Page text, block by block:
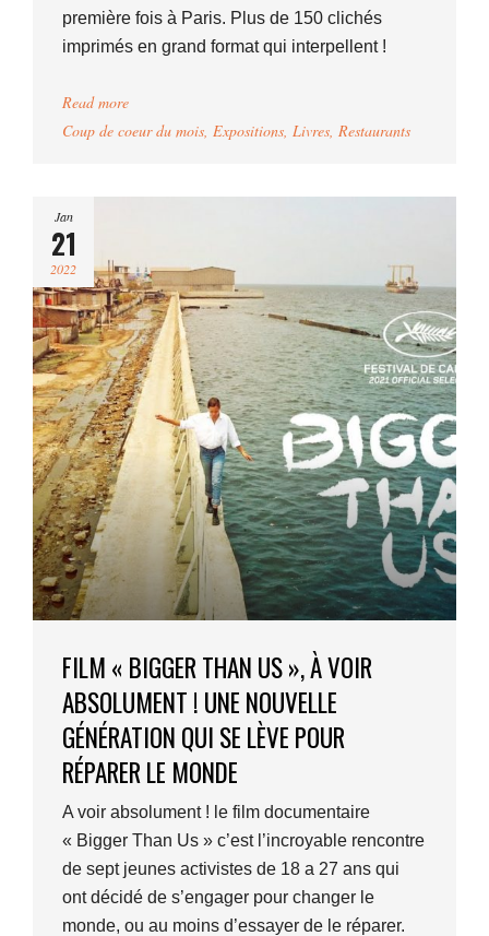
première fois à Paris. Plus de 150 clichés
imprimés en grand format qui interpellent !
Read more
Coup de coeur du mois Expositions Livres Restaurants
Jan
21
2022
FILM « BIGGER THAN US », À VOIR
ABSOLUMENT ! UNE NOUVELLE
GÉNÉRATION QUI SE LÈVE POUR
RÉPARER LE MONDE
A voir absolument ! le film documentaire
« Bigger Than Us » c’est l’incroyable rencontre
de sept jeunes activistes de 18 a 27 ans qui
ont décidé de s’engager pour changer le
monde, ou au moins d’essayer de le réparer.